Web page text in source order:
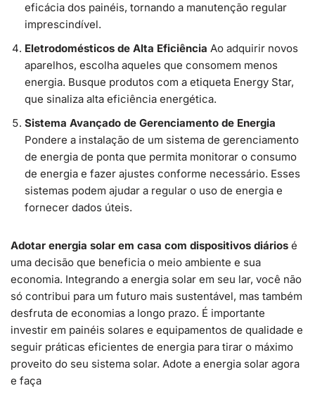
eficácia dos painéis, tornando a manutenção regular
imprescindível.
Eletrodomésticos de Alta Eficiência Ao adquirir novos
aparelhos, escolha aqueles que consomem menos
energia. Busque produtos com a etiqueta Energy Star,
que sinaliza alta eficiência energética.
Sistema Avançado de Gerenciamento de Energia
Pondere a instalação de um sistema de gerenciamento
de energia de ponta que permita monitorar o consumo
de energia e fazer ajustes conforme necessário. Esses
sistemas podem ajudar a regular o uso de energia e
fornecer dados úteis.
Adotar energia solar em casa com dispositivos diários é
uma decisão que beneficia o meio ambiente e sua
economia. Integrando a energia solar em seu lar, você não
só contribui para um futuro mais sustentável, mas também
desfruta de economias a longo prazo. É importante
investir em painéis solares e equipamentos de qualidade e
seguir práticas eficientes de energia para tirar o máximo
proveito do seu sistema solar. Adote a energia solar agora
e faça